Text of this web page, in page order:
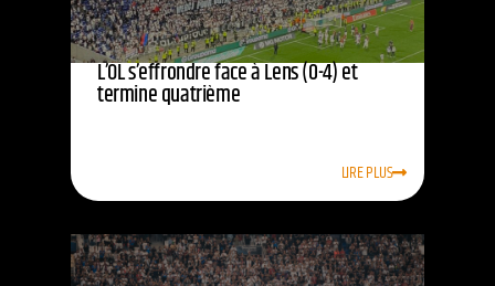
L’OL s’effrondre face à Lens (0-4) et
termine quatrième
LIRE PLUS